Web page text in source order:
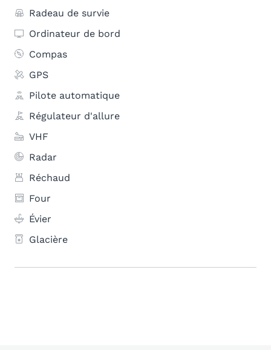
Radeau de survie
Ordinateur de bord
Compas
GPS
Pilote automatique
Régulateur d'allure
VHF
Radar
Réchaud
Four
Évier
Glacière